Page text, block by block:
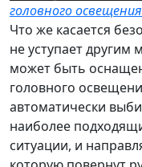
головного
Что же касается
не уступает
может быть
головного
автоматически
наиболее
ситуации, и